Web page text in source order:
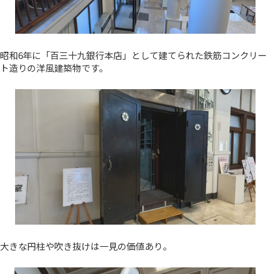
昭和6年に「百三十九銀行本店」として建てられた鉄筋コンクリー
ト造りの洋風建築物です。
大きな円柱や吹き抜けは一見の価値あり。